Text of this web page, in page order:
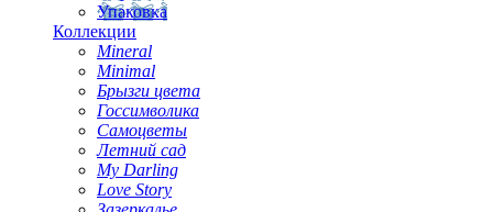
Упаковка
Коллекции
Mineral
Minimal
Брызги цвета
Госсимволика
Самоцветы
Летний сад
My Darling
Love Story